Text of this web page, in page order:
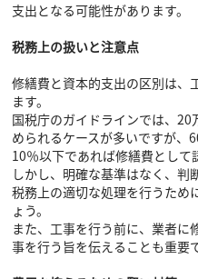
支出となる可能性があります。
税務上の扱いと注意点
修繕費と資本的支出の区別は、
ます。
国税庁のガイドラインでは、
められるケースが多いですが、
10％以下であれば修繕費として
しかし、明確な基準はなく、判
税務上の適切な処理を行うため
ょう。
また、工事を行う前に、業者に
事を行う旨を伝えることも重要で